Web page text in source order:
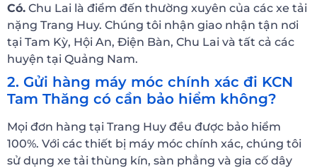
Có. Chu Lai là điểm đến thường xuyên của các xe tải
nặng Trang Huy. Chúng tôi nhận giao nhận tận nơi
tại Tam Kỳ, Hội An, Điện Bàn, Chu Lai và tất cả các
huyện tại Quảng Nam.
2. Gửi hàng máy móc chính xác đi KCN
Tam Thăng có cần bảo hiểm không?
Mọi đơn hàng tại Trang Huy đều được bảo hiểm
100%. Với các thiết bị máy móc chính xác, chúng tôi
sử dụng xe tải thùng kín, sàn phẳng và gia cố dây